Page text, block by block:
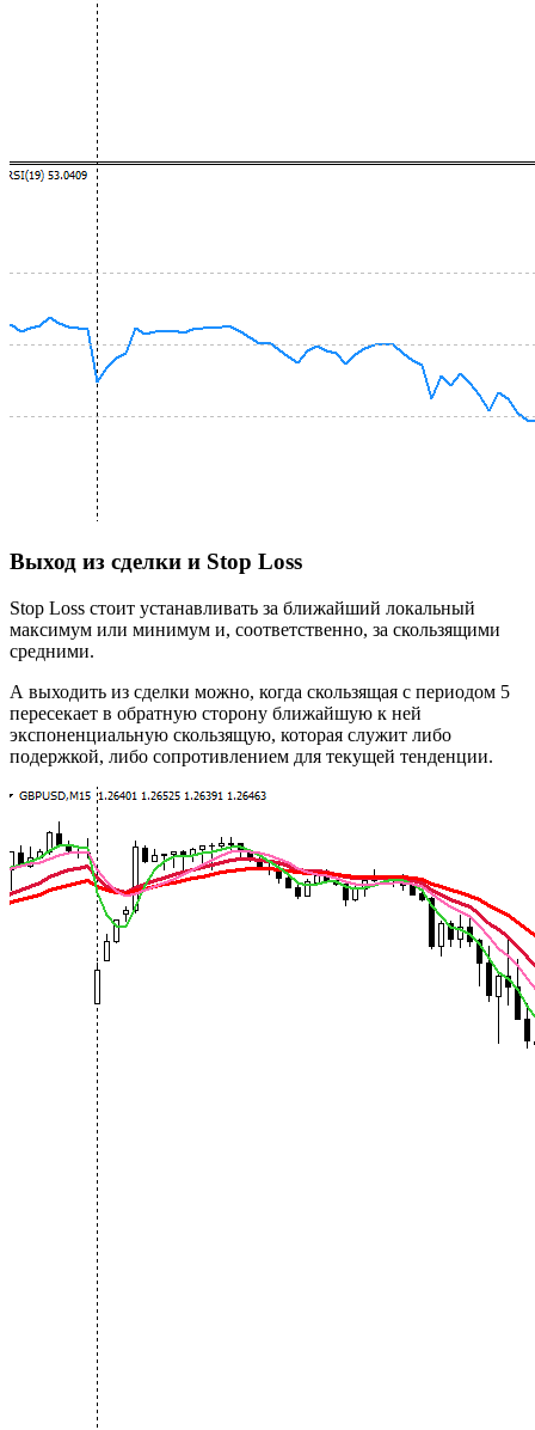
Выход из сделки и Stop Loss
Stop Loss стоит устанавливать за ближайший локальный
максимум или минимум и, соответственно, за скользящими
средними.
А выходить из сделки можно, когда скользящая с периодом 5
пересекает в обратную сторону ближайшую к ней
экспоненциальную скользящую, которая служит либо
подержкой, либо сопротивлением для текущей тенденции.